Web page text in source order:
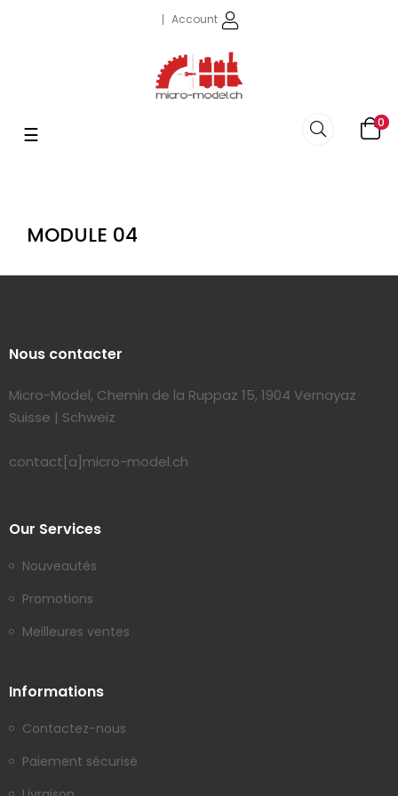
Account
navigazione
☰
0
MODULE 04
Nous contacter
Micro-Model, Chemin de la Ruppaz 15, 1904 Vernayaz
Suisse | Schweiz
contact[a]micro-model.ch
Our Services
Nouveautés
Promotions
Meilleures ventes
Informations
Contactez-nous
Paiement sécurisé